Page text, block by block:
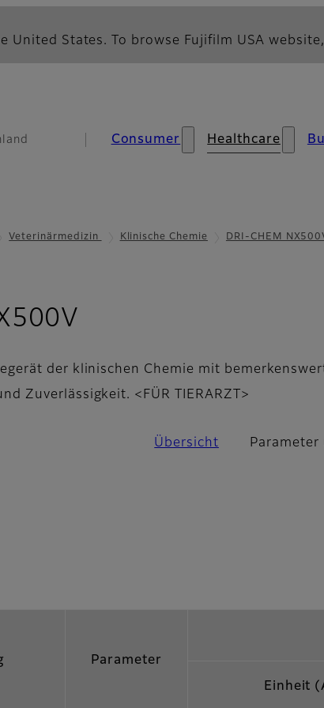
United States. To browse Fujifilm USA
Consumer Healthcare
Veterinärmedizin Klinische Chemie DRI-CHEM
der klinischen Chemie mit
Zuverlässigkeit. <FÜR TIERARZT>
Übersicht
Parameter
Einheit